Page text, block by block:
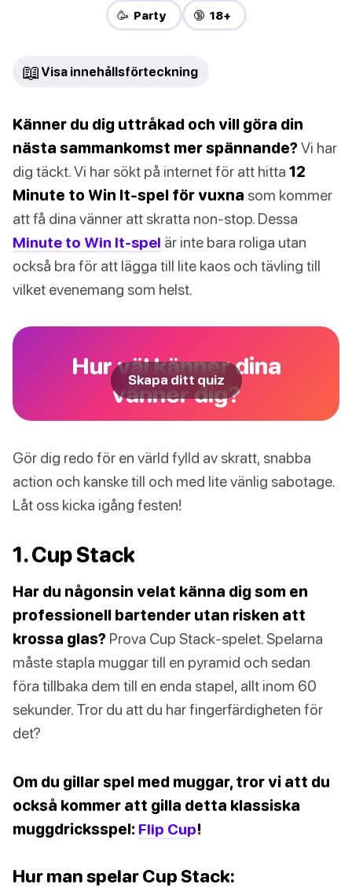
🥳 Party 🔞 18+
📖 Visa innehållsförteckning
Känner du dig uttråkad och vill göra din
nästa sammankomst mer spännande?Vi har
dig täckt. Vi har sökt på internet för att hitta 12
Minute to Win It-spel för vuxna som kommer
att få dina vänner att skratta non-stop. Dessa
Minute to Win It-spel är inte bara roliga utan
också bra för att lägga till lite kaos och tävling till
vilket evenemang som helst.
Hur väl känner dina
vänner dig?
Skapa ditt quiz
Gör dig redo för en värld fylld av skratt, snabba
action och kanske till och med lite vänlig sabotage.
Låt oss kicka igång festen!
1. Cup Stack
Har du någonsin velat känna dig som en
professionell bartender utan risken att
krossa glas? Prova Cup Stack-spelet. Spelarna
måste stapla muggar till en pyramid och sedan
föra tillbaka dem till en enda stapel, allt inom 60
sekunder. Tror du att du har fingerfärdigheten för
det?
Om du gillar spel med muggar, tror vi att du
också kommer att gilla detta klassiska
muggdricksspel: Flip Cup!
Hur man spelar Cup Stack: